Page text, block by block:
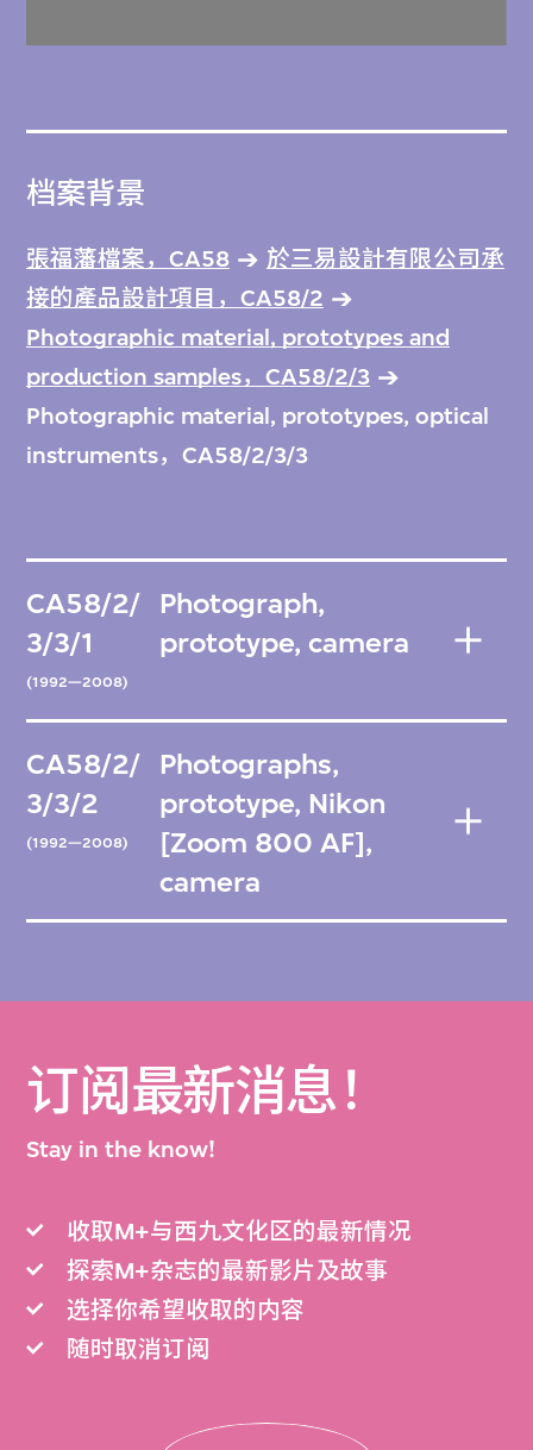
档案背景
張福藩檔案，CA58
於三易設計有限公司承
接的產品設計項目，CA58/2
Photographic material, prototypes and
production samples，CA58/2/3
Photographic material, prototypes, optical
instruments，CA58/2/3/3
CA58/2/
3/3/1
(1992—2008)
Photograph,
prototype, camera
CA58/2/
3/3/2
(1992—2008)
Photographs,
prototype, Nikon
[Zoom 800 AF],
camera
订阅最新消息！
Stay in the know!
收取M+与西九文化区的最新情况
探索M+杂志的最新影片及故事
选择你希望收取的内容
随时取消订阅